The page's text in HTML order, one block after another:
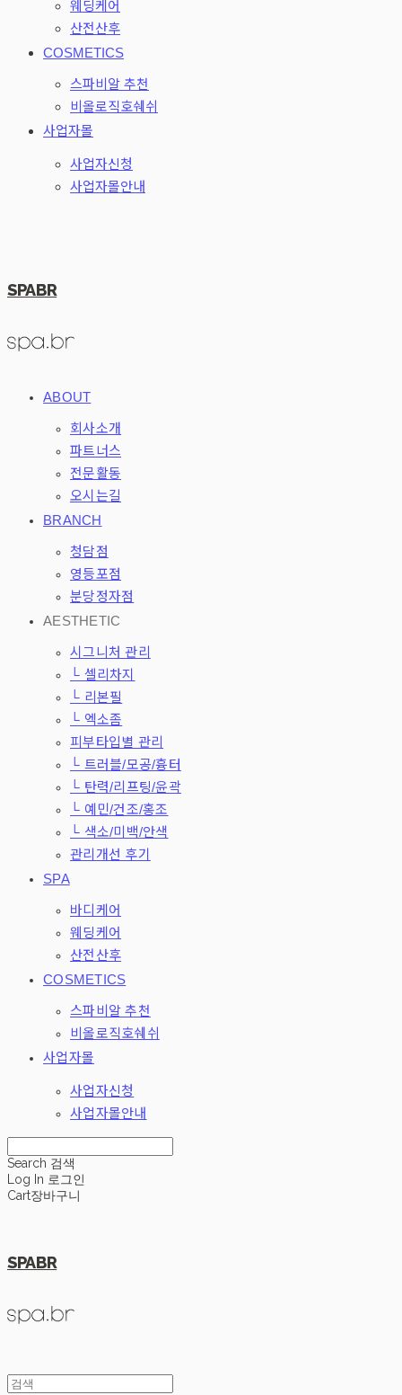
웨딩케어
산전산후
COSMETICS
스파비알 추천
비올로직호쉐쉬
사업자몰
사업자신청
사업자몰안내
SPABR
ABOUT
회사소개
파트너스
전문활동
오시는길
BRANCH
청담점
영등포점
분당정자점
AESTHETIC
시그니처 관리
└ 셀리차지
└ 리본필
└ 엑소좀
피부타입별 관리
└ 트러블/모공/흉터
└ 탄력/리프팅/윤곽
└ 예민/건조/홍조
└ 색소/미백/안색
관리개선 후기
SPA
바디케어
웨딩케어
산전산후
COSMETICS
스파비알 추천
비올로직호쉐쉬
사업자몰
사업자신청
사업자몰안내
Search 검색
Log In 로그인
Cart장바구니
SPABR